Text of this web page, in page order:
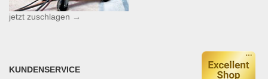
jetzt zuschlagen →
KUNDENSERVICE